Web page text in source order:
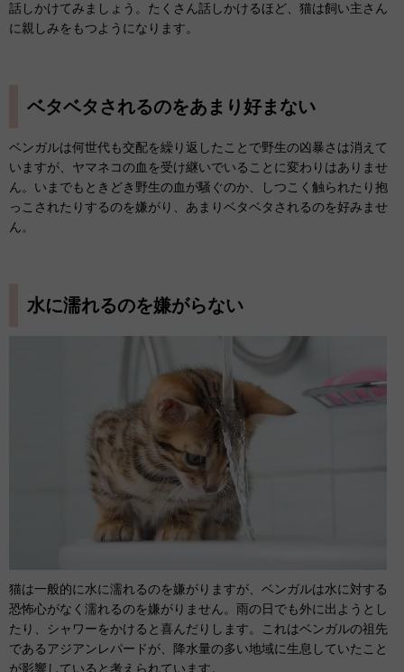
話しかけてみましょう。たくさん話しかけるほど、猫は飼い主さん
に親しみをもつようになります。
ベタベタされるのをあまり好まない
ベンガルは何世代も交配を繰り返したことで野生の凶暴さは消えて
いますが、ヤマネコの血を受け継いでいることに変わりはありませ
ん。いまでもときどき野生の血が騒ぐのか、しつこく触られたり抱
っこされたりするのを嫌がり、あまりベタベタされるのを好みませ
ん。
水に濡れるのを嫌がらない
猫は一般的に水に濡れるのを嫌がりますが、ベンガルは水に対する
恐怖心がなく濡れるのを嫌がりません。雨の日でも外に出ようとし
たり、シャワーをかけると喜んだりします。これはベンガルの祖先
であるアジアンレパードが、降水量の多い地域に生息していたこと
が影響していると考えられています。